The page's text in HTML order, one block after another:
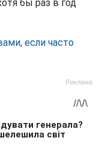
бы раз в год
если часто